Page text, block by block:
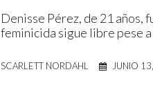
Denisse Pérez, de 21 años,
feminicida sigue libre pese
SCARLETT NORDAHL JUNIO